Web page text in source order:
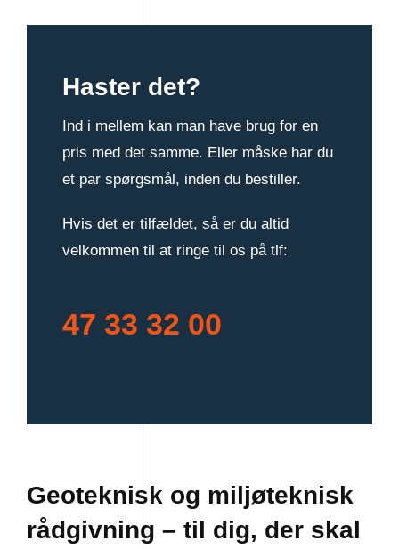
Haster det?
Ind i mellem kan man have brug for en
pris med det samme. Eller måske har du
et par spørgsmål, inden du bestiller.
Hvis det er tilfældet, så er du altid
velkommen til at ringe til os på tlf:
47 33 32 00
Geoteknisk og miljøteknisk
rådgivning – til dig, der skal